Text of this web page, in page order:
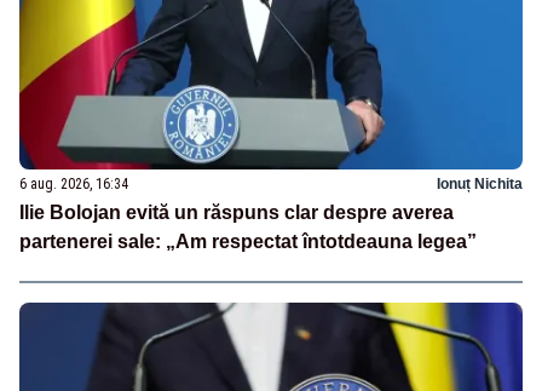
6 aug. 2026, 16:34 Ionuț Nichita
Ilie Bolojan evită un răspuns clar despre averea
partenerei sale: „Am respectat întotdeauna legea”